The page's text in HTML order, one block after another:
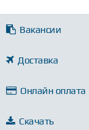
Вакансии
Доставка
Онлайн оплата
Скачать